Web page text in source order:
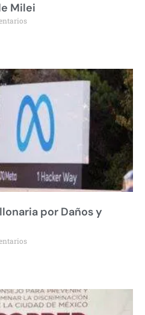
Milei
por Daños y